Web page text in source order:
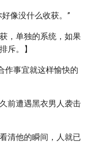
像没什么收获。”
，单独的系统，如果
斥。】
作事宜就这样愉快的
前遭遇黑衣男人袭击
清他的瞬间，人就已